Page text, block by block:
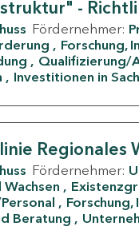
-
Fördernehmer:
Forschung,
Qualifizierung/
Investitionen in
Regionales
Fördernehmer:
Beratung